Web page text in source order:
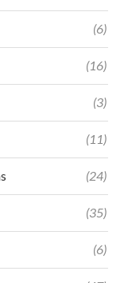
(6)
(16)
(3)
(11)
(24)
(35)
(6)